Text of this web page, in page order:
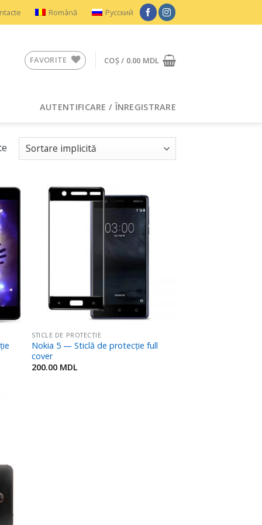
Română Русский
FAVORITE COȘ / 0.00 MDL
AUTENTIFICARE / ÎNREGISTRARE
Adaugă
Favorite
STICLE DE PROTECȚIE
Nokia 5 — Sticlă de protecție full
cover
200.00 MDL